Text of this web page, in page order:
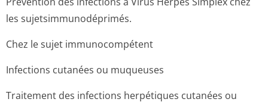
les sujetsimmunodé­primés.
Chez le sujet immunocompétent
Infections cutanées ou muqueuses
Traitement des infections herpétiques cutanées ou